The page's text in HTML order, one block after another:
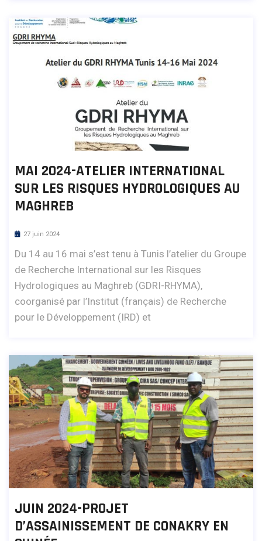
MAI 2024-ATELIER INTERNATIONAL
SUR LES RISQUES HYDROLOGIQUES AU
MAGHREB
27 juin 2024
Du 14 au 16 mai s’est tenu à Tunis l’atelier du Groupe
de Recherche International sur les Risques
Hydrologiques au Maghreb (GDRI-RHYMA),
coorganisé par l’Institut (français) de Recherche
pour le Développement (IRD) et
JUIN 2024-PROJET
D’ASSAINISSEMENT DE CONAKRY EN